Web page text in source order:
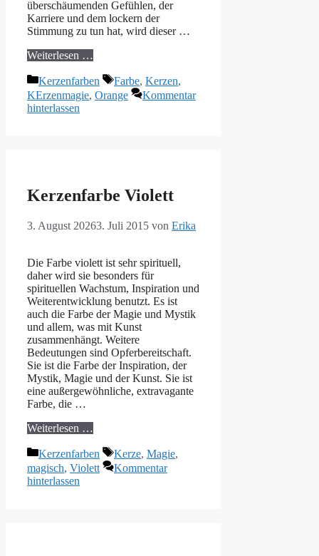
überschäumenden Gefühlen, der
Karriere und dem lockern der
Stimmung zu tun hat, wird dieser …
Weiterlesen …
Kategorien
Kerzenfarben Schlagwörter
Farbe, Kerzen,
KErzenmagie, Orange
Kommentar
hinterlassen
Kerzenfarbe Violett
3. August 20263. Juli 2015 von Erika
Die Farbe violett ist sehr spirituell,
daher wird sie besonders für
spirituellen Wachstum, Inspiration und
Weiterentwicklung benutzt. Es ist
auch die Farbe der Magie und Mystik
und allem, was mit Kunst
zusammenhängt. Weitere
Bedeutungen sind Opferbereitschaft.
Sie ist die Farbe der Inspiration, der
Mystik, Magie und der Kunst. Sie ist
eine außergewöhnliche, extravagante
Farbe, die …
Weiterlesen …
Kategorien
Kerzenfarben Schlagwörter
Kerze, Magie,
magisch, Violett
Kommentar
hinterlassen